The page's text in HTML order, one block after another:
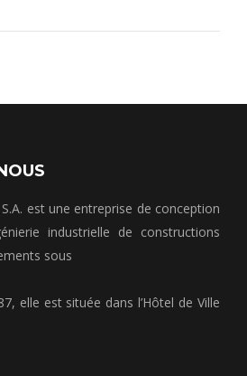
est une entreprise de conception
industrielle de constructions
sous
elle est située dans l’Hôtel de Ville